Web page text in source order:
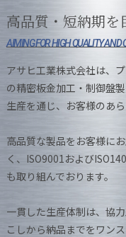
高品質・短納期を
AIMING FOR HIGH QUALITY AND
アサヒ工業株式会社は、
の精密板金加工・制御盤
生産を通じ、お客様のあ
高品質な製品をお客様に
く、ISO9001および
も取り組んでおります。
一貫した生産体制は、協
こしから納品までをワン